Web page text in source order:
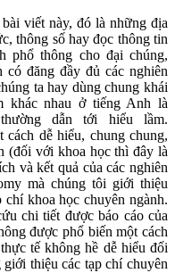
viết này, đó là những địa
thông số hay đọc thông tin
phổ thông cho đại chúng,
có đăng đầy đủ các nghiên
ta hay dùng chung khái
khác nhau ở tiếng Anh là
dẫn tới hiểu lầm.
dễ hiểu, chung chung,
(đối với khoa học thì đây là
và kết quả của các nghiên
mà chúng tôi giới thiệu
khoa học chuyên ngành.
chi tiết được báo cáo của
được phổ biến một cách
tế không hề dễ hiểu đối
thiệu các tạp chí chuyên